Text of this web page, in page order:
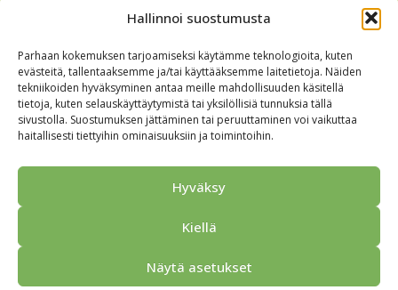
Hallinnoi suostumusta
Parhaan kokemuksen tarjoamiseksi käytämme teknologioita, kuten
evästeitä, tallentaaksemme ja/tai käyttääksemme laitetietoja. Näiden
tekniikoiden hyväksyminen antaa meille mahdollisuuden käsitellä
tietoja, kuten selauskäyttäytymistä tai yksilöllisiä tunnuksia tällä
sivustolla. Suostumuksen jättäminen tai peruuttaminen voi vaikuttaa
haitallisesti tiettyihin ominaisuuksiin ja toimintoihin.
Hyväksy
Kiellä
Näytä asetukset
Kokous & Ohjelmat
Tietosuojaseloste
© 2026 Porvoo Tours - matkanjärjestäjä / FPW